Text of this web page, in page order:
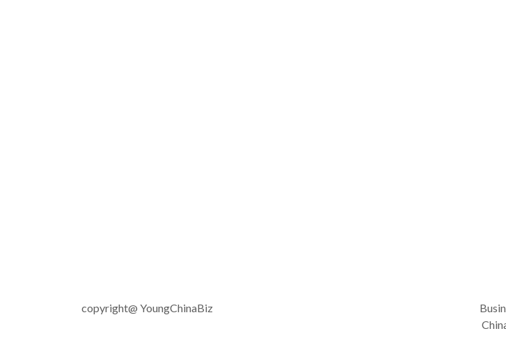
copyright@ YoungChinaBiz